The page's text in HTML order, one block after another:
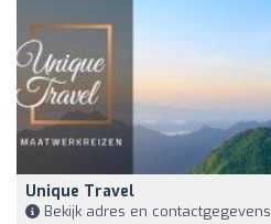
Unique Travel
Bekijk adres en contactgegevens